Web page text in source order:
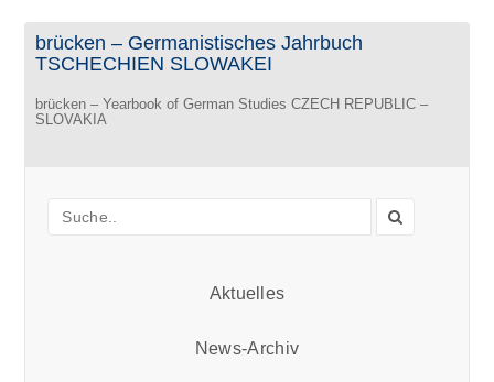
brücken – Germanistisches Jahrbuch
TSCHECHIEN SLOWAKEI
brücken – Yearbook of German Studies CZECH REPUBLIC –
SLOVAKIA
Aktuelles
News-Archiv